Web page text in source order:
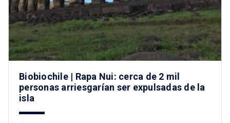
Biobiochile | Rapa Nui: cerca de 2 mil
personas arriesgarían ser expulsadas de la
isla